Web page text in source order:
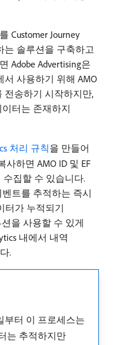
Customer Journey
는 솔루션을 구축하고
Adobe Advertising은
서 사용하기 위해 AMO
전송하기 시작하지만,
터는 존재하지
처리 규칙을 만들어
사하면 AMO ID 및 EF
집할 수 있습니다.
트를 추적하는 즉시
터가 누적되기
을 사용할 수 있게
내에서 내역
.
부터 이 프로세스는
는 추적하지만